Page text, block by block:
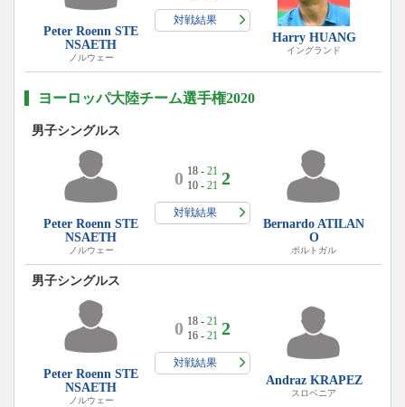
Peter Roenn STE
NSAETH
ノルウェー
対戦結果
Harry HUANG
イングランド
ヨーロッパ大陸チーム選手権2020
男子シングルス
Peter Roenn STE
NSAETH
ノルウェー
0 18 - 21
10 - 21 2
対戦結果
Bernardo ATILAN
O
ポルトガル
男子シングルス
Peter Roenn STE
NSAETH
ノルウェー
0 18 - 21
16 - 21 2
対戦結果
Andraz KRAPEZ
スロベニア